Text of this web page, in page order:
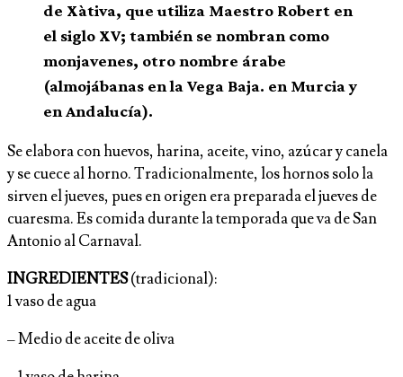
de Xàtiva, que utiliza Maestro Robert en
el siglo XV; también se nombran como
monjavenes, otro nombre árabe
(almojábanas en la Vega Baja. en Murcia y
en Andalucía).
Se elabora con huevos, harina, aceite, vino, azúcar y canela
y se cuece al horno. Tradicionalmente, los hornos solo la
sirven el jueves, pues en origen era preparada el jueves de
cuaresma. Es comida durante la temporada que va de San
Antonio al Carnaval.
INGREDIENTES(tradicional):
1 vaso de agua
– Medio de aceite de oliva